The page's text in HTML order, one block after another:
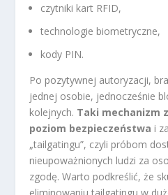
czytniki kart RFID,
technologie biometryczne,
kody PIN.
Po pozytywnej autoryzacji,
jednej osobie, jednocześnie
kolejnych. Taki mechanizm
poziom bezpieczeństwa i
„tailgatingu”, czyli próbom
nieupoważnionych ludzi za
zgodę. Warto podkreślić, że
eliminowaniu tailgatingu w